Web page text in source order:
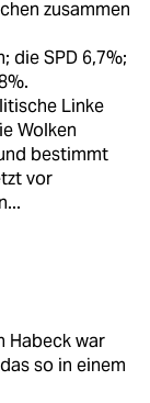
zusammen
die SPD 6,7%;
Linke
Wolken
bestimmt
vor
Habeck war
so in einem